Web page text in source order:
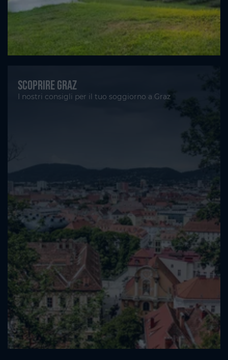
Scoprire Graz
I nostri consigli per il tuo soggiorno a Graz